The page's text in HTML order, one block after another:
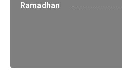
Ramadhan